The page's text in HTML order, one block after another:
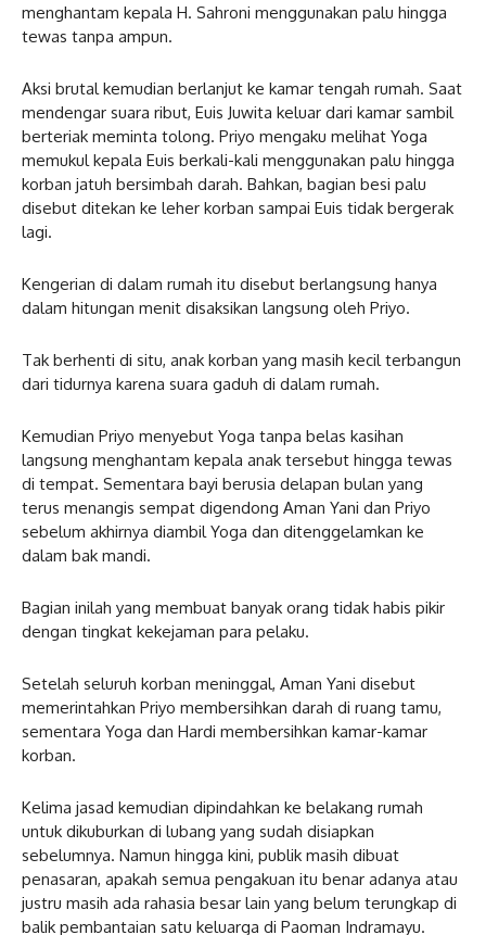
menghantam kepala H. Sahroni menggunakan palu hingga
tewas tanpa ampun.
Aksi brutal kemudian berlanjut ke kamar tengah rumah. Saat
mendengar suara ribut, Euis Juwita keluar dari kamar sambil
berteriak meminta tolong. Priyo mengaku melihat Yoga
memukul kepala Euis berkali-kali menggunakan palu hingga
korban jatuh bersimbah darah. Bahkan, bagian besi palu
disebut ditekan ke leher korban sampai Euis tidak bergerak
lagi.
Kengerian di dalam rumah itu disebut berlangsung hanya
dalam hitungan menit disaksikan langsung oleh Priyo.
Tak berhenti di situ, anak korban yang masih kecil terbangun
dari tidurnya karena suara gaduh di dalam rumah.
Kemudian Priyo menyebut Yoga tanpa belas kasihan
langsung menghantam kepala anak tersebut hingga tewas
di tempat. Sementara bayi berusia delapan bulan yang
terus menangis sempat digendong Aman Yani dan Priyo
sebelum akhirnya diambil Yoga dan ditenggelamkan ke
dalam bak mandi.
Bagian inilah yang membuat banyak orang tidak habis pikir
dengan tingkat kekejaman para pelaku.
Setelah seluruh korban meninggal, Aman Yani disebut
memerintahkan Priyo membersihkan darah di ruang tamu,
sementara Yoga dan Hardi membersihkan kamar-kamar
korban.
Kelima jasad kemudian dipindahkan ke belakang rumah
untuk dikuburkan di lubang yang sudah disiapkan
sebelumnya. Namun hingga kini, publik masih dibuat
penasaran, apakah semua pengakuan itu benar adanya atau
justru masih ada rahasia besar lain yang belum terungkap di
balik pembantaian satu keluarga di Paoman Indramayu.